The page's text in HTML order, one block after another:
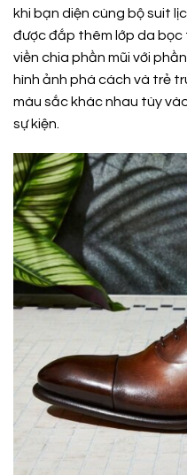
khi bạn diện cùng bộ suit
được đắp thêm lớp da bọc
viền chia phần mũi với
hình ảnh phá cách và trẻ
màu sắc khác nhau tùy
sự kiện.